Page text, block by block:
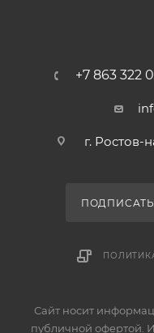
+7 863 322
г. Ростов-
Сайт носит
публичной офертой.